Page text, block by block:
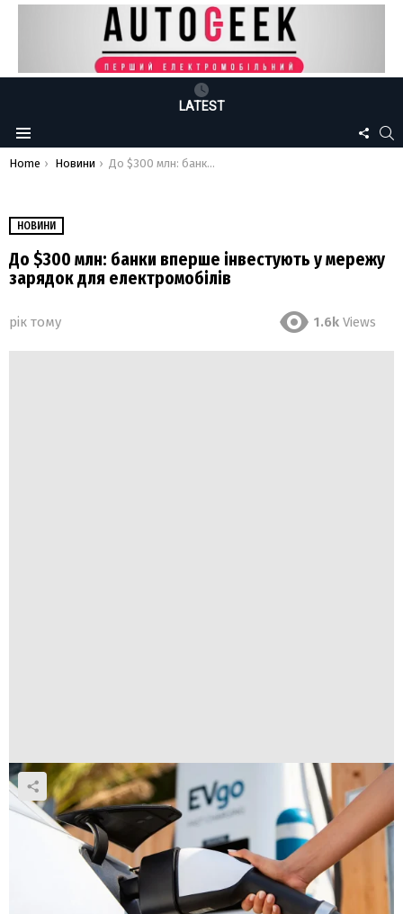
LATEST
Menu
US
You are here:
Home Новини До $300 млн: банки вперше інвестують у мережу зарядок для електромобілів
НОВИНИ
До $300 млн: банки вперше інвестують у мережу
зарядок для електромобілів
рік тому 1.6k Views